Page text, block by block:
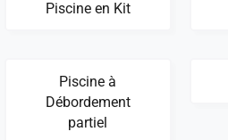
Piscine en Kit
Piscine à
Débordement
partiel